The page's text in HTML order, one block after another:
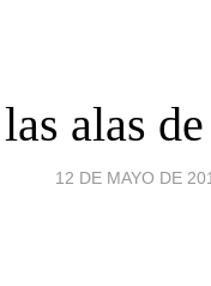
alas
12 DE MAYO DE